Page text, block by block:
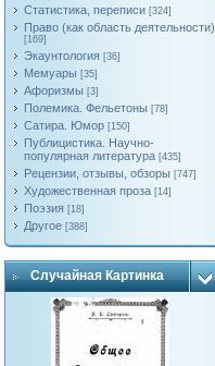
Статистика, переписи [324]
Право (как область деятельности)
[169]
Экаунтология [36]
Мемуары [35]
Афоризмы [3]
Полемика. Фельетоны [78]
Сатира. Юмор [150]
Публицистика. Научно-
популярная литература [435]
Рецензии, отзывы, обзоры [747]
Художественная проза [14]
Поэзия [18]
Другое [388]
Случайная Картинка